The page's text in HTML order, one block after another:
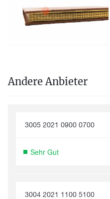
Andere Anbieter
3005 2021 0900 0700
Sehr Gut
3004 2021 1100 5100